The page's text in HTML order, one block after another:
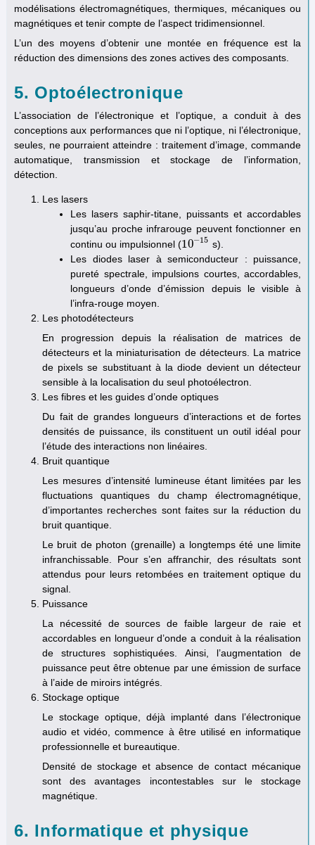
modélisations électromagnétiques, thermiques, mécaniques ou
magnétiques et tenir compte de l’aspect tridimensionnel.
L’un des moyens d’obtenir une montée en fréquence est la
réduction des dimensions des zones actives des composants.
5. Optoélectronique
L’association de l’électronique et l’optique, a conduit à des
conceptions aux performances que ni l’optique, ni l’électronique,
seules, ne pourraient atteindre : traitement d’image, commande
automatique, transmission et stockage de l’information,
détection.
Les lasers
Les lasers saphir-titane, puissants et accordables
jusqu’au proche infrarouge peuvent fonctionner en
continu ou impulsionnel (10−15
10− 15 s).
Les diodes laser à semiconducteur : puissance,
pureté spectrale, impulsions courtes, accordables,
longueurs d’onde d’émission depuis le visible à
l’infra-rouge moyen.
Les photodétecteurs
En progression depuis la réalisation de matrices de
détecteurs et la miniaturisation de détecteurs. La matrice
de pixels se substituant à la diode devient un détecteur
sensible à la localisation du seul photoélectron.
Les fibres et les guides d’onde optiques
Du fait de grandes longueurs d’interactions et de fortes
densités de puissance, ils constituent un outil idéal pour
l’étude des interactions non linéaires.
Bruit quantique
Les mesures d’intensité lumineuse étant limitées par les
fluctuations quantiques du champ électromagnétique,
d’importantes recherches sont faites sur la réduction du
bruit quantique.
Le bruit de photon (grenaille) a longtemps été une limite
infranchissable. Pour s’en affranchir, des résultats sont
attendus pour leurs retombées en traitement optique du
signal.
Puissance
La nécessité de sources de faible largeur de raie et
accordables en longueur d’onde a conduit à la réalisation
de structures sophistiquées. Ainsi, l’augmentation de
puissance peut être obtenue par une émission de surface
à l’aide de miroirs intégrés.
Stockage optique
Le stockage optique, déjà implanté dans l’électronique
audio et vidéo, commence à être utilisé en informatique
professionnelle et bureautique.
Densité de stockage et absence de contact mécanique
sont des avantages incontestables sur le stockage
magnétique.
6. Informatique et physique